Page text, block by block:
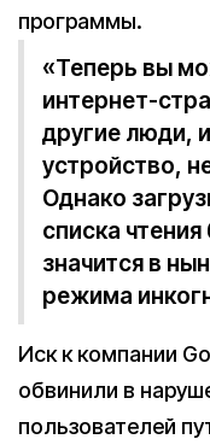
программы.
«Теперь вы
интернет-
другие люди,
устройство,
Однако
списка
значится в
режима
Иск к компании
обвинили в
пользователей